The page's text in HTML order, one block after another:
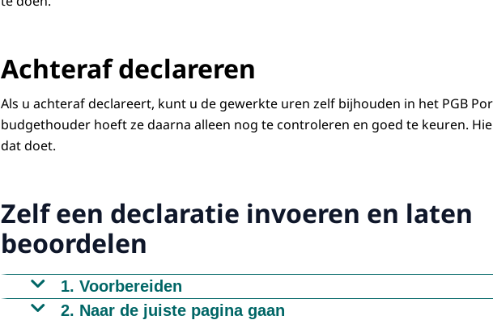
Achteraf declareren
Als u achteraf declareert, kunt u de gewerkte uren zelf bijhouden in het PGB
budgethouder hoeft ze daarna alleen nog te controleren en goed te keuren.
dat doet.
Zelf een declaratie invoeren en laten
beoordelen
1. Voorbereiden
U kunt pas een declaratie invoeren als de zorgovereenkomst is
2. Naar de juiste pagina gaan